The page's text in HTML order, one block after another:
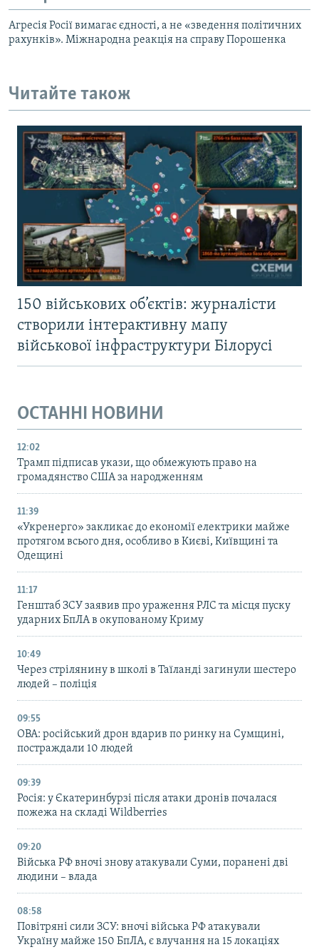
Агресія Росії вимагає єдності, а не «зведення політичних
рахунків». Міжнародна реакція на справу Порошенка
Читайте також
150 військових об’єктів: журналісти
створили інтерактивну мапу
військової інфраструктури Білорусі
ОСТАННІ НОВИНИ
12:02
Трамп підписав укази, що обмежують право на
громадянство США за народженням
11:39
«Укренерго» закликає до економії електрики майже
протягом всього дня, особливо в Києві, Київщині та
Одещині
11:17
Генштаб ЗСУ заявив про ураження РЛС та місця пуску
ударних БпЛА в окупованому Криму
10:49
Через стрілянину в школі в Таїланді загинули шестеро
людей – поліція
09:55
ОВА: російський дрон вдарив по ринку на Сумщині,
постраждали 10 людей
09:39
Росія: у Єкатеринбурзі після атаки дронів почалася
пожежа на складі Wildberries
09:20
Війська РФ вночі знову атакували Суми, поранені дві
людини – влада
08:58
Повітряні сили ЗСУ: вночі війська РФ атакували
Україну майже 150 БпЛА, є влучання на 15 локаціях